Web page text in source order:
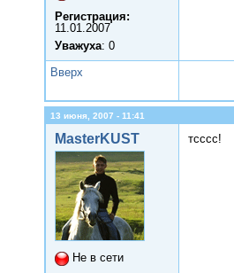
Регистрация:
11.01.2007
Уважуха: 0
Вверх
13 июня, 2007 - 11:41
MasterKUST
Не в сети
тсссс!